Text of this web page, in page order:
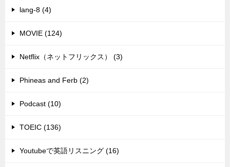
lang-8 (4)
MOVIE (124)
Netflix（ネットフリックス） (3)
Phineas and Ferb (2)
Podcast (10)
TOEIC (136)
Youtubeで英語リスニング (16)